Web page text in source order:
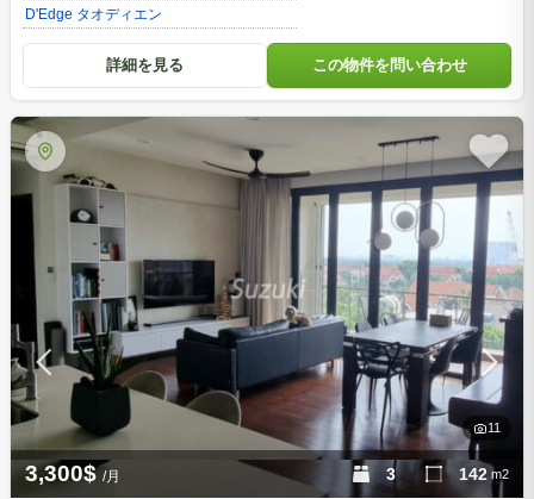
D'Edge タオディエン
詳細を見る この物件を問い合わせ
11
3 142 m2
3,300$ /月